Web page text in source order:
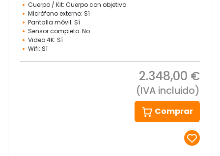
Cuerpo / Kit: Cuerpo con objetivo
Micrófono externo: Sí
Pantalla móvil: Sí
Sensor completo: No
Video 4K: Sí
Wifi: Sí
2.348,00 €
(IVA incluido)
Comprar